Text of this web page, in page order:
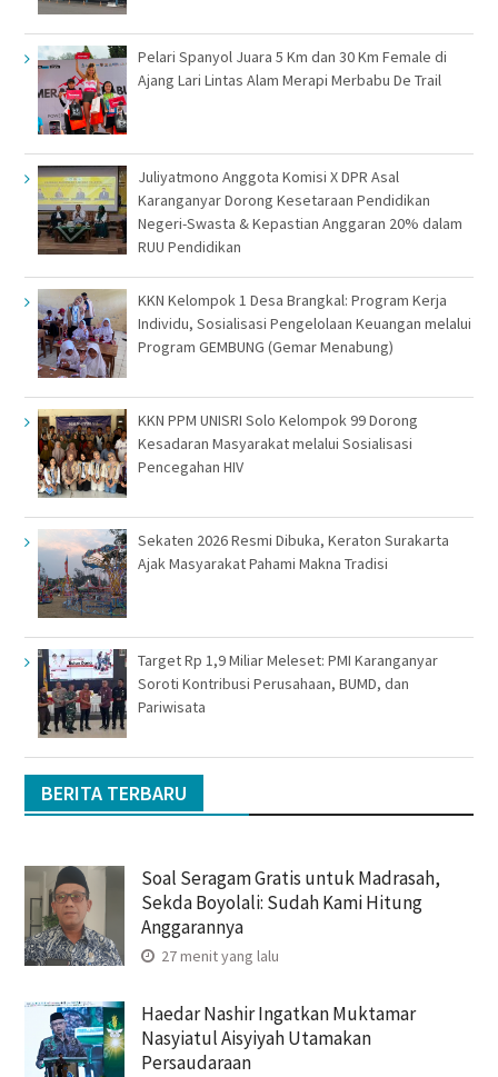
Pelari Spanyol Juara 5 Km dan 30 Km Female di
Ajang Lari Lintas Alam Merapi Merbabu De Trail
Juliyatmono Anggota Komisi X DPR Asal
Karanganyar Dorong Kesetaraan Pendidikan
Negeri-Swasta & Kepastian Anggaran 20% dalam
RUU Pendidikan
KKN Kelompok 1 Desa Brangkal: Program Kerja
Individu, Sosialisasi Pengelolaan Keuangan melalui
Program GEMBUNG (Gemar Menabung)
KKN PPM UNISRI Solo Kelompok 99 Dorong
Kesadaran Masyarakat melalui Sosialisasi
Pencegahan HIV
Sekaten 2026 Resmi Dibuka, Keraton Surakarta
Ajak Masyarakat Pahami Makna Tradisi
Target Rp 1,9 Miliar Meleset: PMI Karanganyar
Soroti Kontribusi Perusahaan, BUMD, dan
Pariwisata
BERITA TERBARU
Soal Seragam Gratis untuk Madrasah,
Sekda Boyolali: Sudah Kami Hitung
Anggarannya
27 menit yang lalu
Haedar Nashir Ingatkan Muktamar
Nasyiatul Aisyiyah Utamakan
Persaudaraan